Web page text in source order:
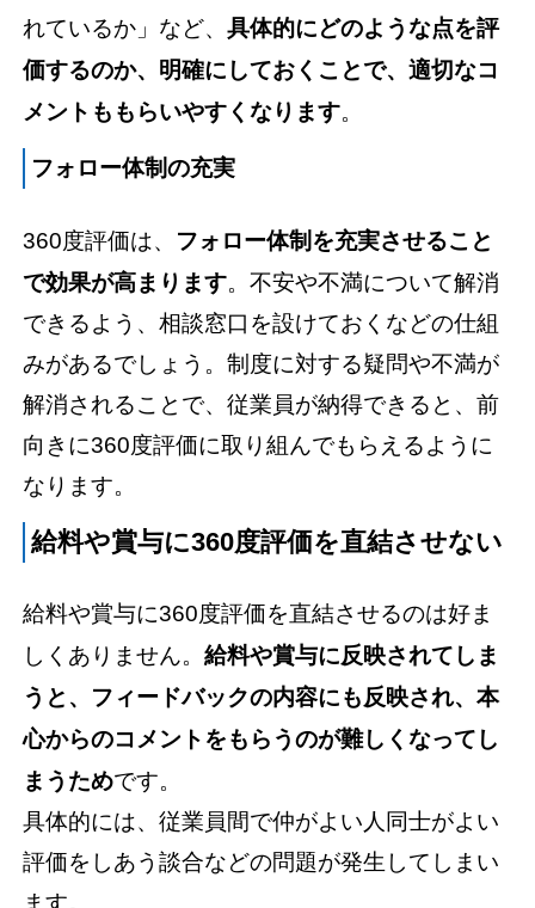
れているか」など、具体的にどのような点を評
価するのか、明確にしておくことで、適切なコ
メントももらいやすくなります。
フォロー体制の充実
360度評価は、 フォロー体制を充実させること
で効果が高まります。不安や不満について解消
できるよう、相談窓口を設けておくなどの仕組
みがあるでしょう。制度に対する疑問や不満が
解消されることで、従業員が納得できると、前
向きに360度評価に取り組んでもらえるように
なります。
給料や賞与に360度評価を直結させない
給料や賞与に360度評価を直結させるのは好ま
しくありません。給料や賞与に反映されてしま
うと、フィードバックの内容にも反映され、本
心からのコメントをもらうのが難しくなってし
まうためです。
具体的には、従業員間で仲がよい人同士がよい
評価をしあう談合などの問題が発生してしまい
ます。